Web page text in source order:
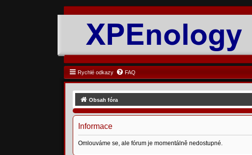
Rychlé odkazy FAQ
Obsah fóra
Informace
Omlouváme se, ale fórum je momentálně nedostupné.